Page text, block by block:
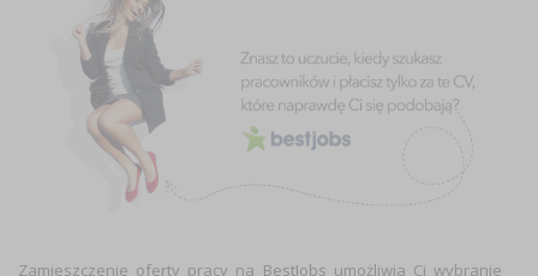
Zamieszczenie oferty pracy na BestJobs umożliwia Ci wybranie